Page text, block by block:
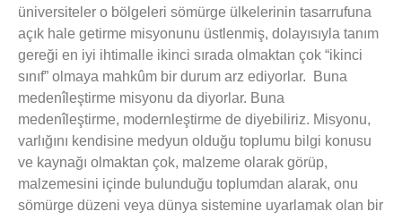
üniversiteler o bölgeleri sömürge ülkelerinin tasarrufuna
açık hale getirme misyonunu üstlenmiş, dolayısıyla tanım
gereği en iyi ihtimalle ikinci sırada olmaktan çok “ikinci
sınıf” olmaya mahkûm bir durum arz ediyorlar. Buna
medenîleştirme misyonu da diyorlar. Buna
medenîleştirme, modernleştirme de diyebiliriz. Misyonu,
varlığını kendisine medyun olduğu toplumu bilgi konusu
ve kaynağı olmaktan çok, malzeme olarak görüp,
malzemesini içinde bulunduğu toplumdan alarak, onu
sömürge düzeni veya dünya sistemine uyarlamak olan bir